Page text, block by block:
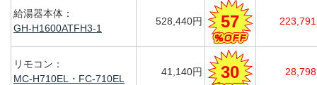
給湯器本体：
GH-H1600ATFH3-1
528,440円 57
リモコン：
MC-H710EL・FC-710EL
41,140円 30